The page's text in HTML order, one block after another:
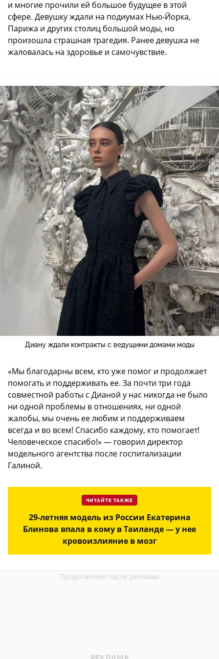
и многие прочили ей большое будущее в этой
сфере. Девушку ждали на подиумах Нью-Йорка,
Парижа и других столиц большой моды, но
произошла страшная трагедия. Ранее девушка не
жаловалась на здоровье и самочувствие.
Диану ждали контракты с ведущими домами моды
«Мы благодарны всем, кто уже помог и продолжает
помогать и поддерживать ее. За почти три года
совместной работы с Дианой у нас никогда не было
ни одной проблемы в отношениях, ни одной
жалобы, мы очень ее любим и поддерживаем
всегда и во всем! Спасибо каждому, кто помогает!
Человеческое спасибо!» — говорил директор
модельного агентства после госпитализации
Галиной.
ЧИТАЙТЕ ТАКЖЕ
29-летняя модель из России Екатерина
Блинова впала в кому в Таиланде — у нее
кровоизлияние в мозг